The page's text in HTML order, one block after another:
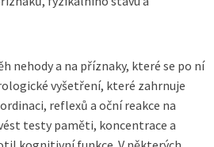
nehody a na příznaky, které se po ní
vyšetření, které zahrnuje
reflexů a oční reakce na
testy paměti, koncentrace a